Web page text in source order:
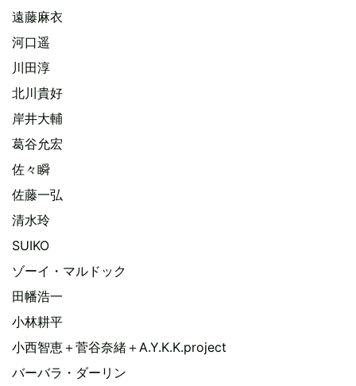
遠藤麻衣
河口遥
川田淳
北川貴好
岸井大輔
葛谷允宏
佐々瞬
佐藤一弘
清水玲
SUIKO
ゾーイ・マルドック
田幡浩一
小林耕平
小西智恵＋菅谷奈緒＋A.Y.K.K.project
バーバラ・ダーリン